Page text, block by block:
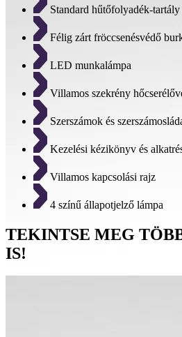
Standard hűtőfolyadék-tartály
Félig zárt fröccsenésvédő
LED munkalámpa
Villamos szekrény
Szerszámok és
Kezelési kézikönyv és
Villamos kapcsolási rajz
4 színű állapotjelző lámpa
TEKINTSE MEG
IS!